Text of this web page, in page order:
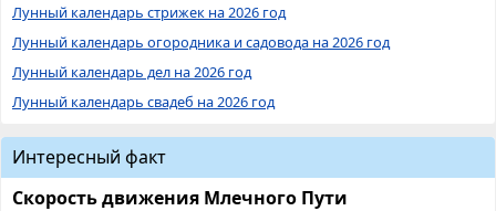
Лунный календарь стрижек на 2026 год
Лунный календарь огородника и садовода на 2026 год
Лунный календарь дел на 2026 год
Лунный календарь свадеб на 2026 год
Интересный факт
Скорость движения Млечного Пути